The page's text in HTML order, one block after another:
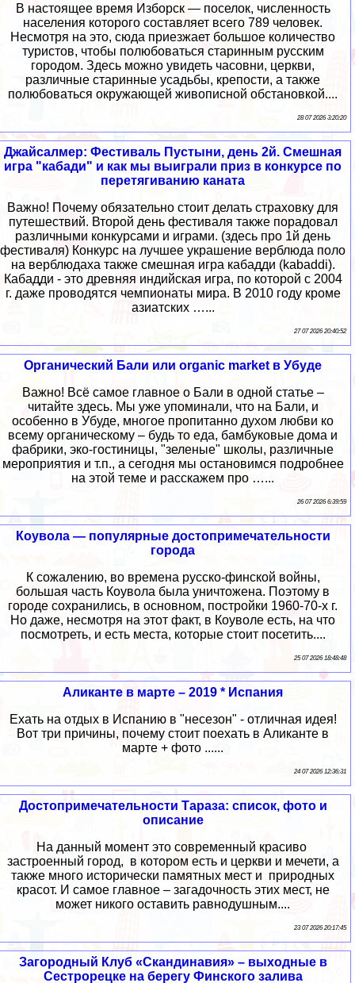
В настоящее время Изборск — поселок, численность
населения которого составляет всего 789 человек.
Несмотря на это, сюда приезжает большое количество
туристов, чтобы полюбоваться старинным русским
городом. Здесь можно увидеть часовни, церкви,
различные старинные усадьбы, крепости, а также
полюбоваться окружающей живописной обстановкой....
28 07 2026 3:20:20
Джайсалмер: Фестиваль Пустыни, день 2й. Смешная
игра "кабади" и как мы выиграли приз в конкурсе по
перетягиванию каната
Важно! Почему обязательно стоит делать страховку для
путешествий. Второй день фестиваля также порадовал
различными конкурсами и играми. (здесь про 1й день
фестиваля) Конкурс на лучшее украшение верблюда поло
на верблюдаха также смешная игра кабадди (kabaddi).
Кабадди - это древняя индийская игра, по которой с 2004
г. даже проводятся чемпионаты мира. В 2010 году кроме
азиатских …...
27 07 2026 20:40:52
Органический Бали или organic market в Убуде
Важно! Всё самое главное о Бали в одной статье –
читайте здесь. Мы уже упоминали, что на Бали, и
особенно в Убуде, многое пропитанно духом любви ко
всему органическому – будь то еда, бамбуковые дома и
фабрики, эко-гостиницы, "зеленые" школы, различные
мероприятия и т.п., а сегодня мы остановимся подробнее
на этой теме и расскажем про …...
26 07 2026 6:39:59
Коувола — популярные достопримечательности
города
К сожалению, во времена русско-финской войны,
большая часть Коувола была уничтожена. Поэтому в
городе сохранились, в основном, постройки 1960-70-х г.
Но даже, несмотря на этот факт, в Коуволе есть, на что
посмотреть, и есть места, которые стоит посетить....
25 07 2026 18:48:48
Аликанте в марте – 2019 * Испания
Ехать на отдых в Испанию в "несезон" - отличная идея!
Вот три причины, почему стоит поехать в Аликанте в
марте + фото ......
24 07 2026 12:36:31
Достопримечательности Тараза: список, фото и
описание
На данный момент это современный красиво
застроенный город, в котором есть и церкви и мечети, а
также много исторически памятных мест и природных
красот. И самое главное – загадочность этих мест, не
может никого оставить равнодушным....
23 07 2026 20:17:45
Загородный Клуб «Скандинавия» – выходные в
Сестрорецке на берегу Финского залива